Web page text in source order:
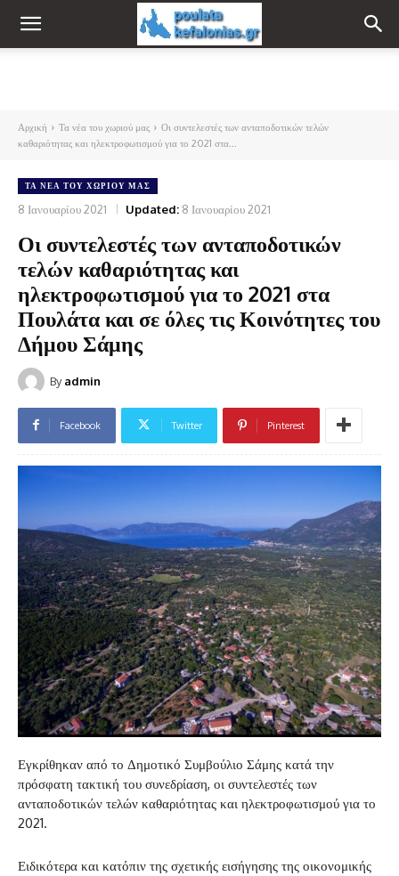
Αρχική Τα νέα του χωριού μας
Οι συντελεστές των ανταποδοτικών τελών
καθαριότητας και ηλεκτροφωτισμού για το 2021 στα...
ΤΑ ΝΈΑ ΤΟΥ ΧΩΡΙΟΎ ΜΑΣ
8 Ιανουαρίου 2021 Updated: 8 Ιανουαρίου 2021
Οι συντελεστές των ανταποδοτικών
τελών καθαριότητας και
ηλεκτροφωτισμού για το 2021 στα
Πουλάτα και σε όλες τις Κοινότητες του
Δήμου Σάμης
By admin
Facebook Twitter Pinterest
Εγκρίθηκαν από το Δημοτικό Συμβούλιο Σάμης κατά την
πρόσφατη τακτική του συνεδρίαση, οι συντελεστές των
ανταποδοτικών τελών καθαριότητας και ηλεκτροφωτισμού για το
2021.
Ειδικότερα και κατόπιν της σχετικής εισήγησης της οικονομικής